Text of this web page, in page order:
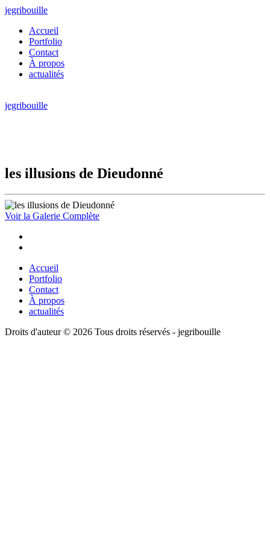
jegribouille
Accueil
Portfolio
Contact
À propos
actualités
jegribouille
les illusions de Dieudonné
Voir la Galerie Complète
Accueil
Portfolio
Contact
À propos
actualités
Droits d'auteur © 2026 Tous droits réservés - jegribouille